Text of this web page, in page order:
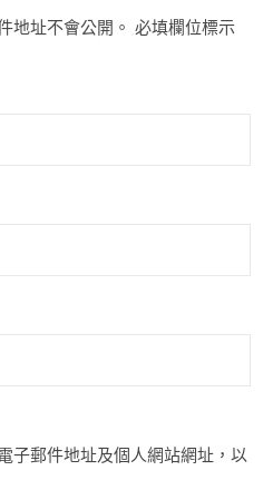
地址不會公開。 必填欄位標示
子郵件地址及個人網站網址，以